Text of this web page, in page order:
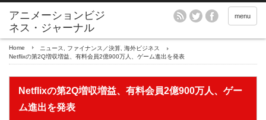
アニメーションビジ
ネス・ジャーナル
menu
Home ニュース ファイナンス／決算 海外ビジネス
Netflixの第2Q増収増益、有料会員2億900万人、ゲーム進出を発表
Netflixの第2Q増収増益、有料会員2億900万人、ゲー
ム進出を発表